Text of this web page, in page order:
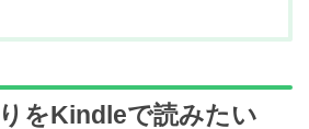
をKindleで読みたい